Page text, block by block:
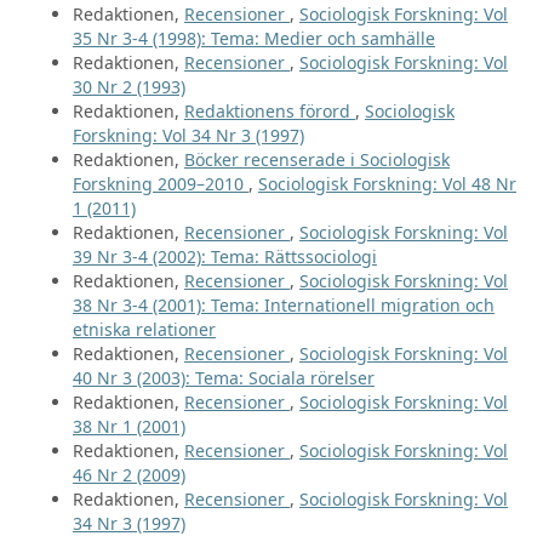
Redaktionen, Recensioner , Sociologisk Forskning: Vol
35 Nr 3-4 (1998): Tema: Medier och samhälle
Redaktionen, Recensioner , Sociologisk Forskning: Vol
30 Nr 2 (1993)
Redaktionen, Redaktionens förord , Sociologisk
Forskning: Vol 34 Nr 3 (1997)
Redaktionen, Böcker recenserade i Sociologisk
Forskning 2009–2010 , Sociologisk Forskning: Vol 48 Nr
1 (2011)
Redaktionen, Recensioner , Sociologisk Forskning: Vol
39 Nr 3-4 (2002): Tema: Rättssociologi
Redaktionen, Recensioner , Sociologisk Forskning: Vol
38 Nr 3-4 (2001): Tema: Internationell migration och
etniska relationer
Redaktionen, Recensioner , Sociologisk Forskning: Vol
40 Nr 3 (2003): Tema: Sociala rörelser
Redaktionen, Recensioner , Sociologisk Forskning: Vol
38 Nr 1 (2001)
Redaktionen, Recensioner , Sociologisk Forskning: Vol
46 Nr 2 (2009)
Redaktionen, Recensioner , Sociologisk Forskning: Vol
34 Nr 3 (1997)